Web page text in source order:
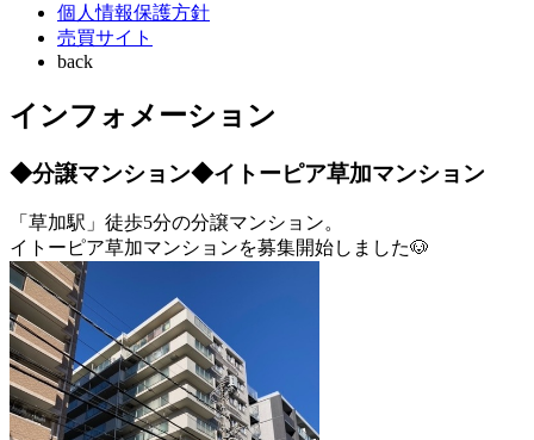
個人情報保護方針
売買サイト
back
インフォメーション
◆分譲マンション◆イトーピア草加マンション
「草加駅」徒歩5分の分譲マンション。
イトーピア草加マンションを募集開始しました🐶